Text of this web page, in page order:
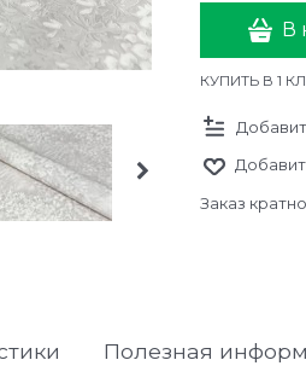
В
КУПИТЬ В 1
Заказ
Полезная